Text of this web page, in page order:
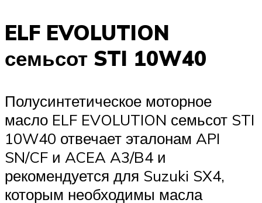
ELF EVOLUTION
семьсот STI 10W40
Полусинтетическое моторное
масло ELF EVOLUTION семьсот STI
10W40 отвечает эталонам API
SN/CF и ACEA A3/B4 и
рекомендуется для Suzuki SX4,
которым необходимы масла